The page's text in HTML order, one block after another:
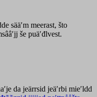
sääʹm meerast, što
še puäʹđlvest.
da jeärrsid jeäʹrbi mieʹldd